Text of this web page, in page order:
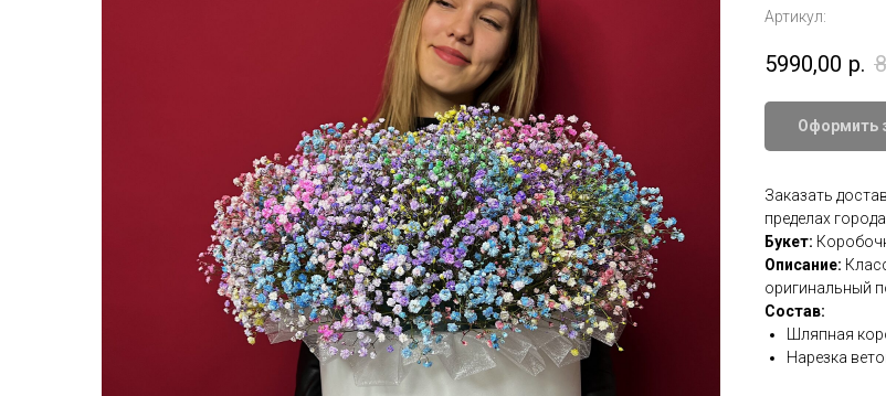
Артикул:
5990,00 р.
Оформить
Заказать
пределах
Букет:
Описание:
оригинальный
Состав:
Шляпная
Нарезка